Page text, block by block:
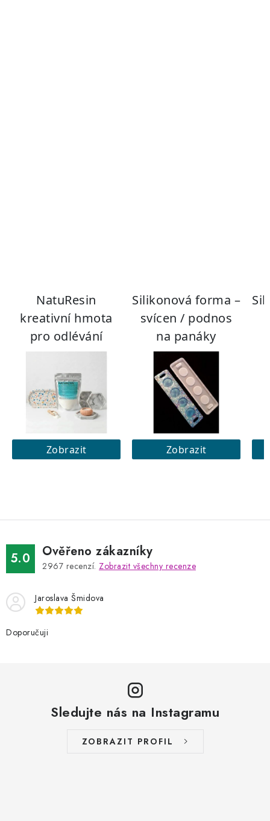
5.0 Ověřeno zákazníky
2967 recenzí. Zobrazit všechny recenze
Jaroslava Šmidova
Doporučuji
Sledujte nás na Instagramu
ZOBRAZIT PROFIL